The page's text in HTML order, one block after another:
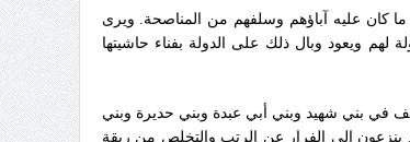
ما كان عليه آباؤهم وسلفهم من المناصحة‏.‏ ويرى
ويعود وبال ذلك على الدولة بفناء حاشيتها
في بني شهيد وبني أبي عبدة وبني حديرة وبني
ينزعون إلى الفرار عن الرتب والتخلص من ربقة